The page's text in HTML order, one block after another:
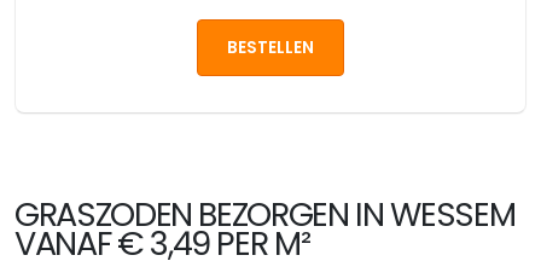
BESTELLEN
GRASZODEN BEZORGEN IN WESSEM
VANAF € 3,49 PER M²